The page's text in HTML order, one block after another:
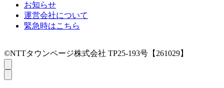
お知らせ
運営会社について
緊急時はこちら
©NTTタウンページ株式会社 TP25-193号【261029】